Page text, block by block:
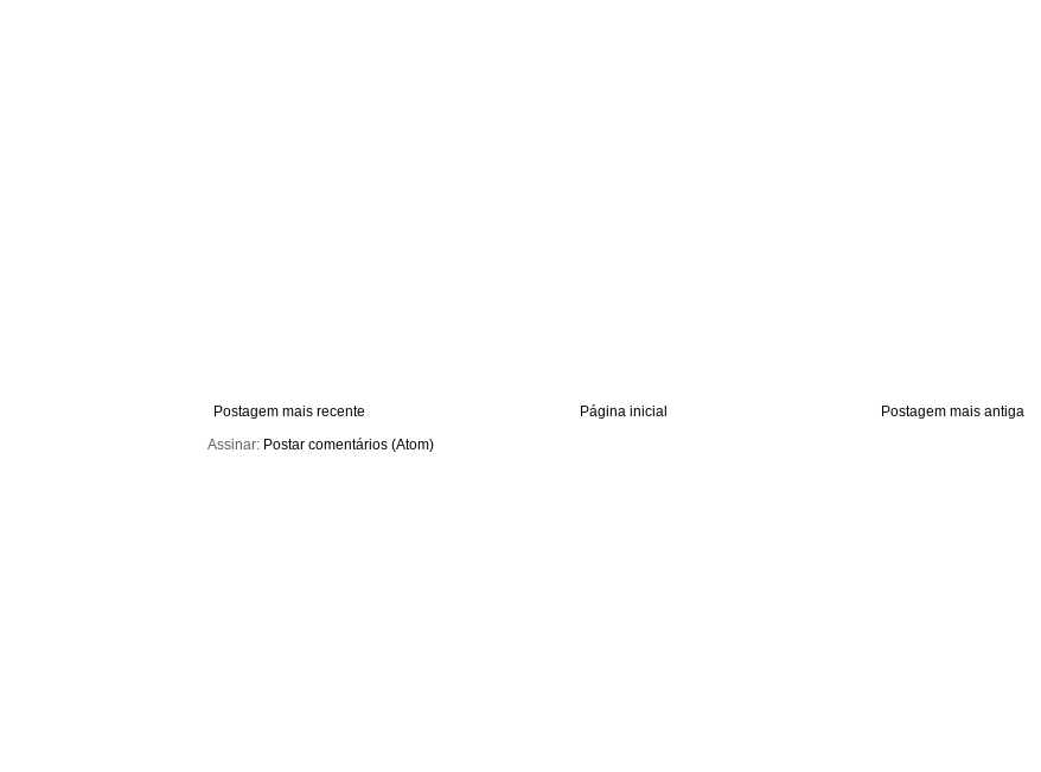
Postagem mais recente Postagem mais antiga
Página inicial
Assinar: Postar comentários (Atom)